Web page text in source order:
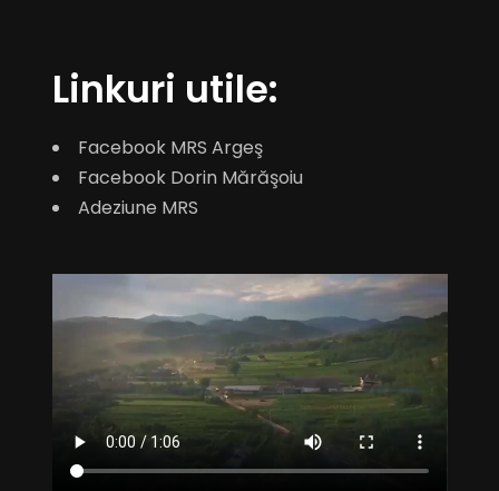
Linkuri utile:
Facebook MRS Argeş
Facebook Dorin Mărăşoiu
Adeziune MRS